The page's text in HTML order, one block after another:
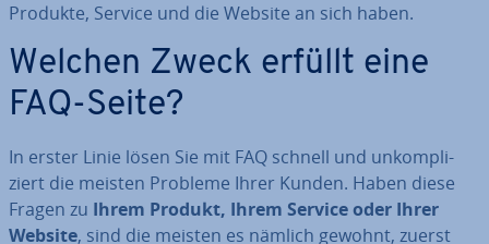
Produkte, Service und die Website an sich haben.
Welchen Zweck erfüllt eine
FAQ-Seite?
In erster Linie lösen Sie mit FAQ schnell und un­kom­pli­
ziert die meisten Probleme Ihrer Kunden. Haben diese
Fragen zu Ihrem Produkt, Ihrem Service oder Ihrer
Website, sind die meisten es nämlich gewohnt, zuerst